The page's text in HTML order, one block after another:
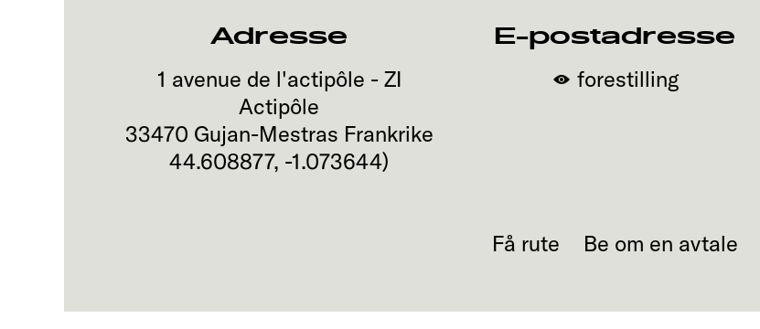
Adresse
1 avenue de l'actipôle - ZI
Actipôle
33470 Gujan-Mestras Frankrike
44.608877, -1.073644)
E-postadresse
forestilling
Få rute Be om en avtale